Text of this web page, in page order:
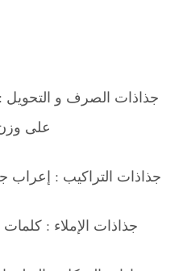
جذاذات الصرف و التحويل
على
جذاذات التراكيب : إعراب
جذاذات الإملاء :